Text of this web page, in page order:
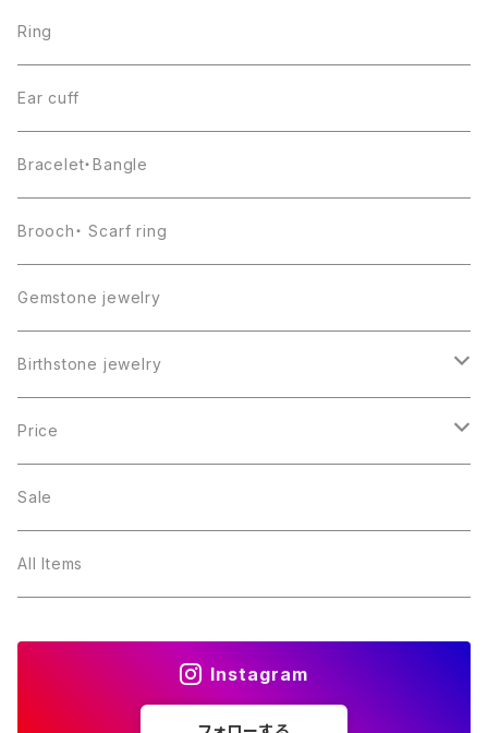
Ring
Ear cuff
Bracelet・Bangle
Brooch・ Scarf ring
Gemstone jewelry
Birthstone jewelry
１月・ガーネット
２月・アメジスト
３月・アクアマリン
Price
～5000円
～10000円
Sale
All Items
Instagram